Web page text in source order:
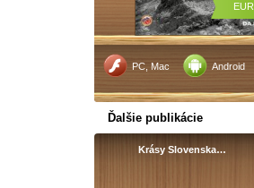
PC, Mac Android
EUR
Ďalšie publikácie
Krásy Slovenska…